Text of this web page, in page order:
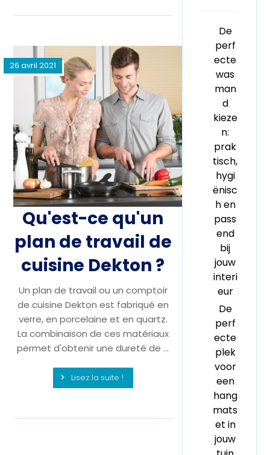
Qu'est-ce qu'un
plan de travail de
cuisine Dekton ?
26 avril 2021
Un plan de travail ou un comptoir
de cuisine Dekton est fabriqué en
verre, en porcelaine et en quartz.
La combinaison de ces matériaux
permet d'obtenir une dureté de ...
Lisez la suite !
De
perf
ecte
was
man
d
kieze
n:
prak
tisch,
hygi
ënisc
h en
pass
end
bij
jouw
interi
eur
De
perf
ecte
plek
voor
een
hang
mats
et in
jouw